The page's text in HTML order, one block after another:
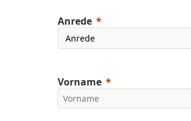
Anrede
Vorname